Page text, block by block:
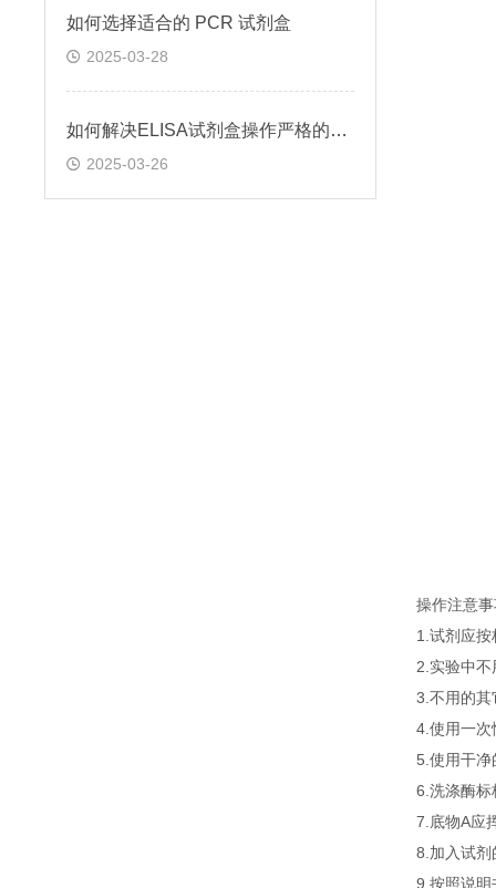
如何选择适合的 PCR 试剂盒
2025-03-28
如何解决ELISA试剂盒操作严格的问题
2025-03-26
操作注意
1.试剂应
2.实验中
3.不用的其
4.使用一次
5.使用干净
6.洗涤酶标
7.底物A应
8.加入试剂
9.按照说明